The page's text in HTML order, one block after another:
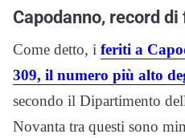
Capodanno, record
Come detto, i feriti a
309, il numero più alto
secondo il Dipartimento
Novanta tra questi sono